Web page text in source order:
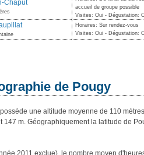
Chaput
accueil de groupe possible
Visites: Oui - Dégustation:
Horaires: Sur rendez-vous
Visites: Oui - Dégustation:
de Pougy
une altitude moyenne de 110
147 m. Géographiquement la latitude de
2011 exclue), le nombre moyen